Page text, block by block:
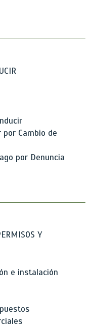
Cambio de
por Denuncia
Y
e instalación